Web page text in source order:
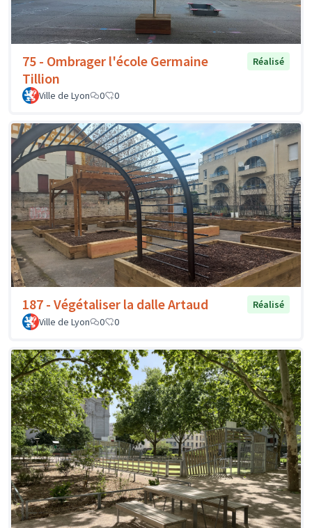
75 - Ombrager l'école Germaine
Tillion
Réalisé
Ville de Lyon 0 0
187 - Végétaliser la dalle Artaud
Réalisé
Ville de Lyon
0 0